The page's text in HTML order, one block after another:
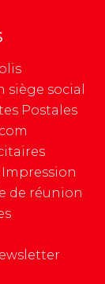
social
Postales
de réunion